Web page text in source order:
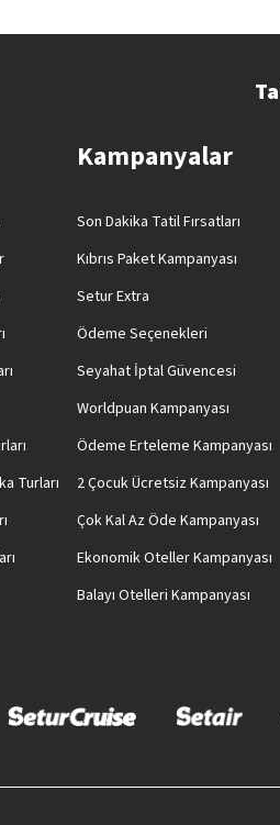
Turları
Kampanyalar
Son Dakika Tatil Fırsatları
Kıbrıs Paket Kampanyası
Setur Extra
Ödeme Seçenekleri
Seyahat İptal Güvencesi
Worldpuan Kampanyası
Ödeme Erteleme Kampanyası
2 Çocuk Ücretsiz Kampanyası
Çok Kal Az Öde Kampanyası
Ekonomik Oteller Kampanyası
Balayı Otelleri Kampanyası